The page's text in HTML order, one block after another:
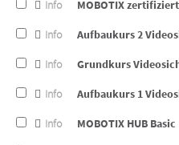
Info MOBOTIX
Info Aufbaukurs 2
Info Grundkurs
Info Aufbaukurs 1
Info MOBOTIX HUB Basic